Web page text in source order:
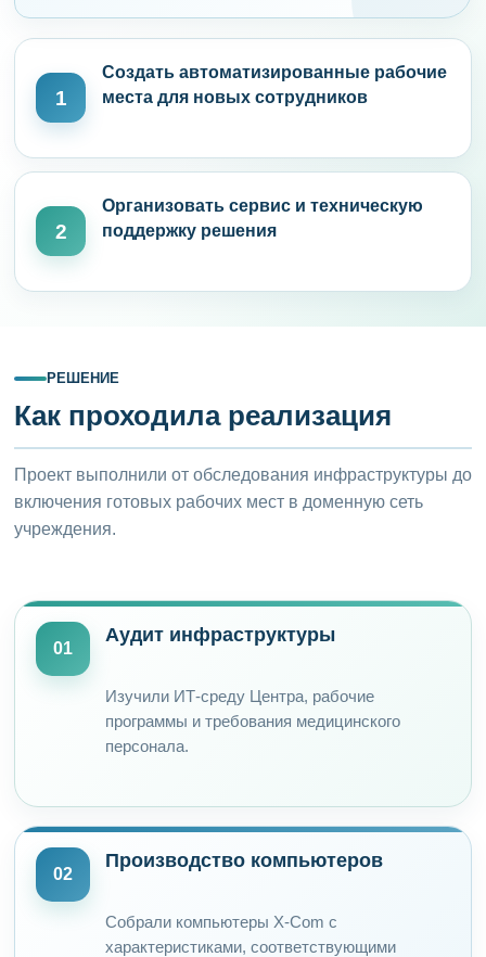
1
Создать автоматизированные рабочие
места для новых сотрудников
2
Организовать сервис и техническую
поддержку решения
РЕШЕНИЕ
Как проходила реализация
Проект выполнили от обследования инфраструктуры до
включения готовых рабочих мест в доменную сеть
учреждения.
01
Аудит инфраструктуры
Изучили ИТ-среду Центра, рабочие
программы и требования медицинского
персонала.
02
Производство компьютеров
Собрали компьютеры X-Com с
характеристиками, соответствующими